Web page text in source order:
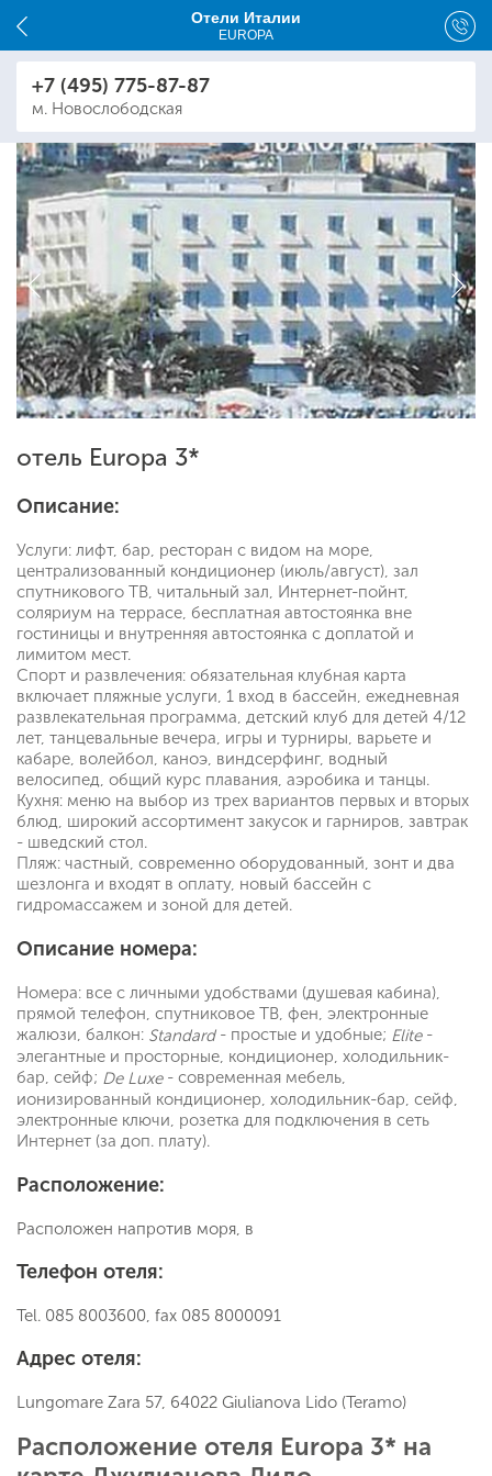
Отели Италии
EUROPA
+7 (495) 775-87-87
м. Новослободская
отель Europa 3*
Описание:
Услуги: лифт, бар, ресторан с видом на море,
централизованный кондиционер (июль/август), зал
спутникового ТВ, читальный зал, Интернет-пойнт,
соляриум на террасе, бесплатная автостоянка вне
гостиницы и внутренняя автостоянка с доплатой и
лимитом мест.
Спорт и развлечения: обязательная клубная карта
включает пляжные услуги, 1 вход в бассейн, ежедневная
развлекательная программа, детский клуб для детей 4/12
лет, танцевальные вечера, игры и турниры, варьете и
кабаре, волейбол, каноэ, виндсерфинг, водный
велосипед, общий курс плавания, аэробика и танцы.
Кухня: меню на выбор из трех вариантов первых и вторых
блюд, широкий ассортимент закусок и гарниров, завтрак
- шведский стол.
Пляж: частный, современно оборудованный, зонт и два
шезлонга и входят в оплату, новый бассейн с
гидромассажем и зоной для детей.
Описание номера:
Номера: все с личными удобствами (душевая кабина),
прямой телефон, спутниковое ТВ, фен, электронные
жалюзи, балкон: Standard- простые и удобные; Elite-
элегантные и просторные, кондиционер, холодильник-
бар, сейф; De Luxe- современная мебель,
ионизированный кондиционер, холодильник-бар, сейф,
электронные ключи, розетка для подключения в сеть
Интернет (за доп. плату).
Расположение:
Расположен напротив моря, в
Телефон отеля:
Tel. 085 8003600, fax 085 8000091
Адрес отеля:
Lungomare Zara 57, 64022 Giulianova Lido (Teramo)
Расположение отеля Europa 3* на